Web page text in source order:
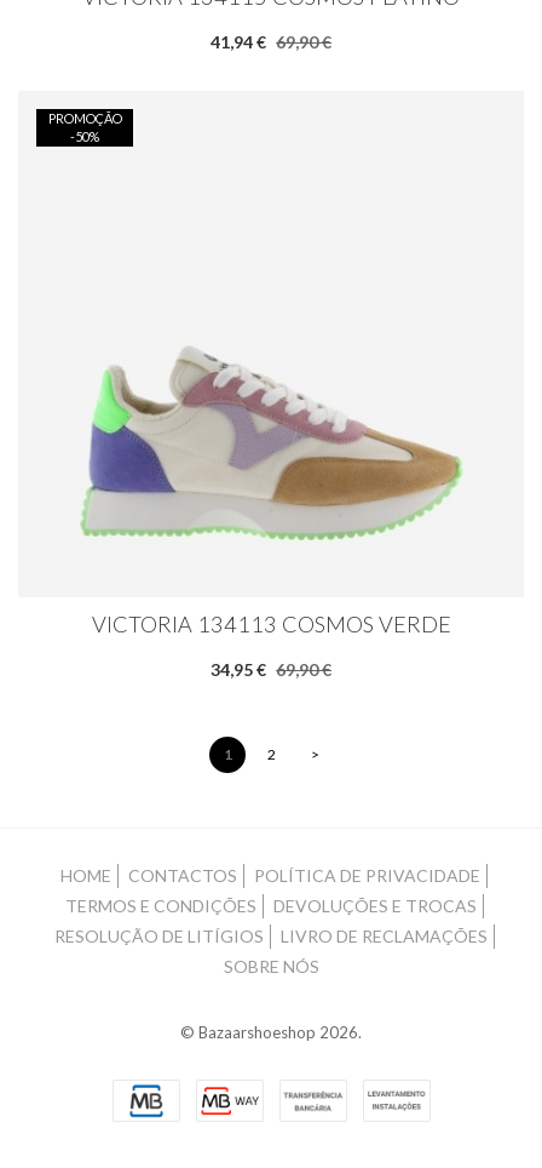
41,94 € 69,90 €
PROMOÇÃO
-50%
VICTORIA 134113 COSMOS VERDE
34,95 € 69,90 €
1 2 >
HOME CONTACTOS
POLÍTICA DE PRIVACIDADE
TERMOS E CONDIÇÕES
DEVOLUÇÕES E TROCAS
RESOLUÇÃO DE LITÍGIOS
LIVRO DE RECLAMAÇÕES
SOBRE NÓS
© Bazaarshoeshop 2026.